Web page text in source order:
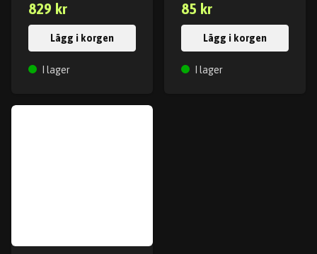
829 kr
Lägg i korgen
I lager
85 kr
Lägg i korgen
I lager